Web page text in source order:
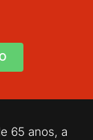
65 anos, a